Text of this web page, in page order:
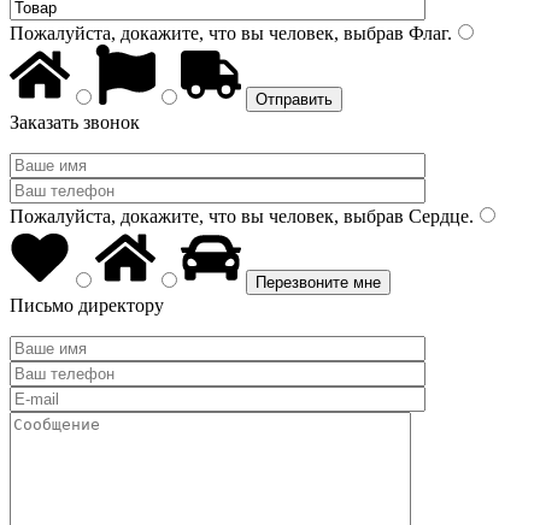
Пожалуйста, докажите, что вы человек, выбрав Флаг.
Заказать звонок
Пожалуйста, докажите, что вы человек, выбрав Сердце.
Письмо директору